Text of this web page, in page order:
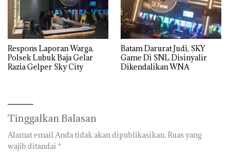
Respons Laporan Warga,
Polsek Lubuk Baja Gelar
Razia Gelper Sky City
Batam Darurat Judi, SKY
Game Di SNL Disinyalir
Dikendalikan WNA
Tinggalkan Balasan
Alamat email Anda tidak akan dipublikasikan. Ruas yang
wajib ditandai *